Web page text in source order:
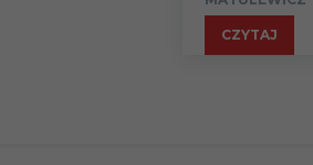
CZYTAJ